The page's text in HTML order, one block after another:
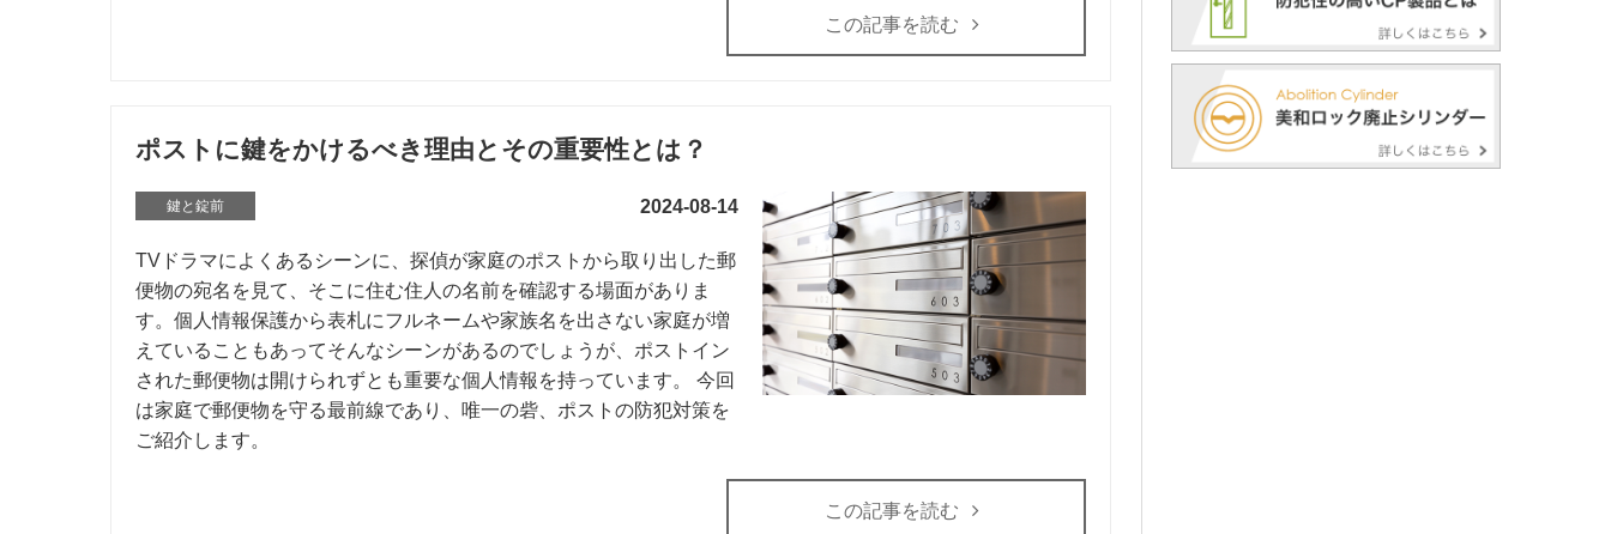
この記事を読む
ポストに鍵をかけるべき理由とその重要性とは？
鍵と錠前 2024-08-14
TVドラマによくあるシーンに、探偵が家庭のポストから取り出した郵
便物の宛名を見て、そこに住む住人の名前を確認する場面がありま
す。個人情報保護から表札にフルネームや家族名を出さない家庭が増
えていることもあってそんなシーンがあるのでしょうが、ポストイン
された郵便物は開けられずとも重要な個人情報を持っています。 今回
は家庭で郵便物を守る最前線であり、唯一の砦、ポストの防犯対策を
ご紹介します。
この記事を読む